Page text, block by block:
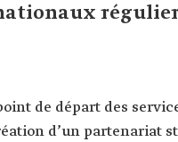
de départ des
d’un partenariat